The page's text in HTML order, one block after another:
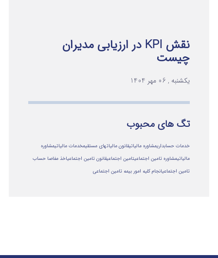
نقش KPI در ارزیابی مدیران
چیست
یکشنبه , 06 مهر 1404
تگ های محبوب
خدمات حسابداریمشاوره مالیاتیقانون مالیاتهای مستقیمخدمات مالیاتیمشاوره
مالياتيمشاوره تامین اجتماعیتامین اجتماعیقانون تامین اجتماعیاخذ مفاصا حساب
تامین اجتماعیانجام کلیه امور بیمه تامین اجتماعی